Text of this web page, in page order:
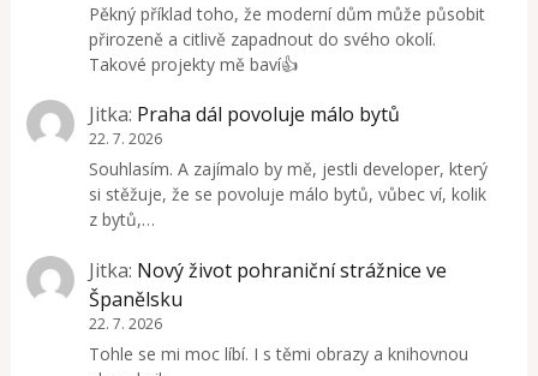
Pěkný příklad toho, že moderní dům může působit
přirozeně a citlivě zapadnout do svého okolí.
Takové projekty mě baví👍
Jitka: Praha dál povoluje málo bytů
22. 7. 2026
Souhlasím. A zajímalo by mě, jestli developer, který
si stěžuje, že se povoluje málo bytů, vůbec ví, kolik
z bytů,…
Jitka: Nový život pohraniční strážnice ve
Španělsku
22. 7. 2026
Tohle se mi moc líbí. I s těmi obrazy a knihovnou